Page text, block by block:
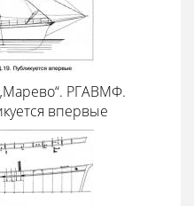
РГАВМФ.
впервые